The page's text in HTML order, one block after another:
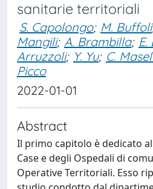
sanitarie territoriali
S. Capolongo; M. Buffoli
Mangili; A. Brambilla;
Arruzzoli; Y. Yu; C.
Picco
2022-01-01
Abstract
Il primo capitolo è dedicato
Case e degli Ospedali di
Operative Territoriali. Esso